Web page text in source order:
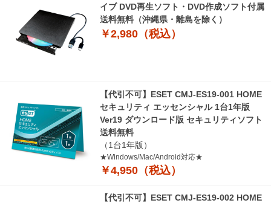
イブ DVD再生ソフト・DVD作成ソフト付属
送料無料（沖縄県・離島を除く）
￥2,980（税込）
【代引不可】ESET CMJ-ES19-001 HOME
セキュリティ エッセンシャル 1台1年版
Ver19 ダウンロード版 セキュリティソフト
送料無料
（1台1年版）
★Windows/Mac/Android対応★
￥4,950（税込）
【代引不可】ESET CMJ-ES19-002 HOME